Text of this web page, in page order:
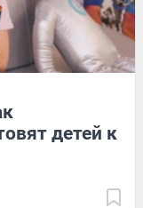
детей к